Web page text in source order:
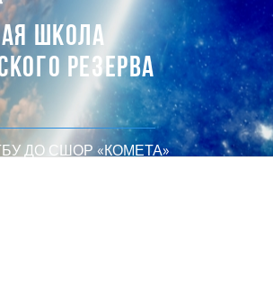
ШКОЛА
РЕЗЕРВА
ДО СШОР «КОМЕТА»